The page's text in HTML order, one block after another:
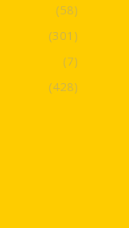
(58)
(301)
(7)
(428)